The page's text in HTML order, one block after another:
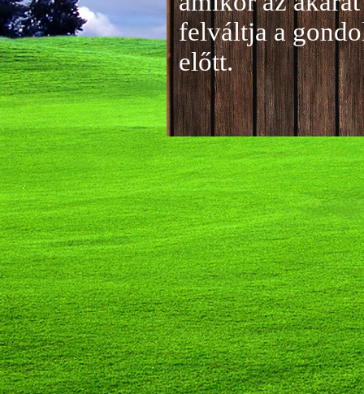
felváltja a
előtt.
Jelentkezés a
A
folyamatosan
benyújtása a je
történik mind
személyesen.